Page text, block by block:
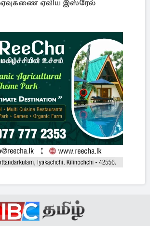
ஏவுகணை ஏவிய இஸ்ரேல்